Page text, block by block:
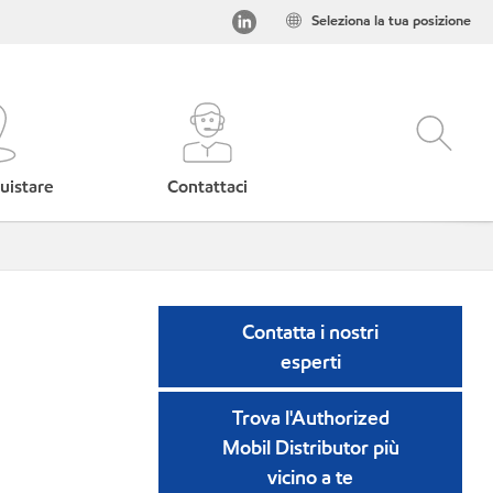
Seleziona la tua posizione
Contattaci
Contatta i nostri
esperti
Trova l'Authorized
Mobil Distributor più
vicino a te